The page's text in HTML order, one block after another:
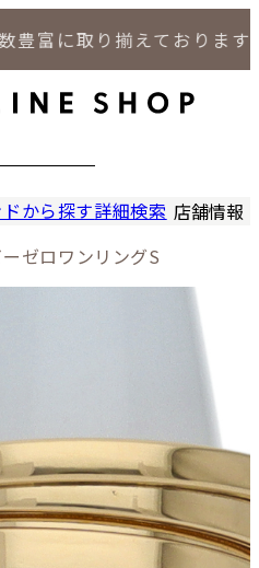
に取り揃えております。
から探す詳細検索 店舗情報
LIPS 札
LIPS
LIPS 通
ーゼロワンリングS